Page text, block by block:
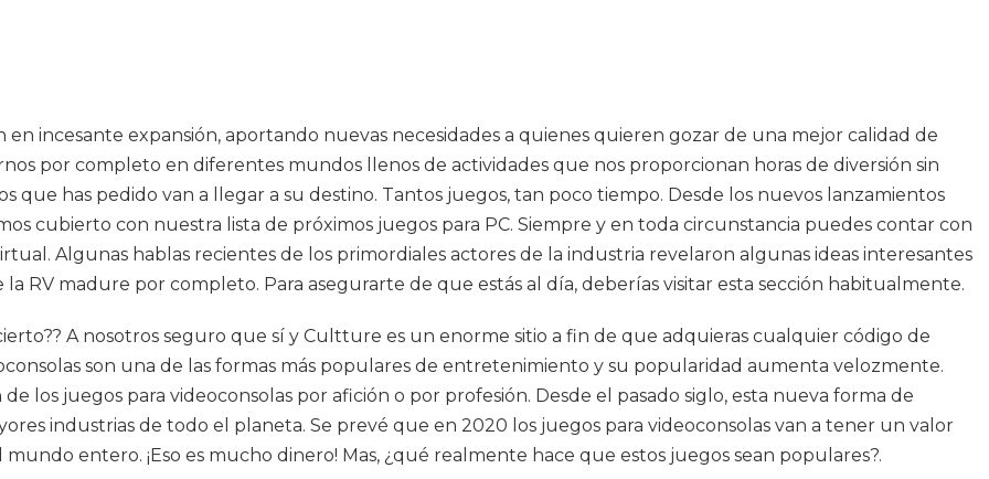
incesante expansión, aportando nuevas necesidades a quienes quieren gozar de una mejor calidad de
por completo en diferentes mundos llenos de actividades que nos proporcionan horas de diversión sin
has pedido van a llegar a su destino. Tantos juegos, tan poco tiempo. Desde los nuevos lanzamientos
cubierto con nuestra lista de próximos juegos para PC. Siempre y en toda circunstancia puedes contar con
Algunas hablas recientes de los primordiales actores de la industria revelaron algunas ideas interesantes
RV madure por completo. Para asegurarte de que estás al día, deberías visitar esta sección habitualmente.
A nosotros seguro que sí y Cultture es un enorme sitio a fin de que adquieras cualquier código de
son una de las formas más populares de entretenimiento y su popularidad aumenta velozmente.
los juegos para videoconsolas por afición o por profesión. Desde el pasado siglo, esta nueva forma de
industrias de todo el planeta. Se prevé que en 2020 los juegos para videoconsolas van a tener un valor
entero. ¡Eso es mucho dinero! Mas, ¿qué realmente hace que estos juegos sean populares?.